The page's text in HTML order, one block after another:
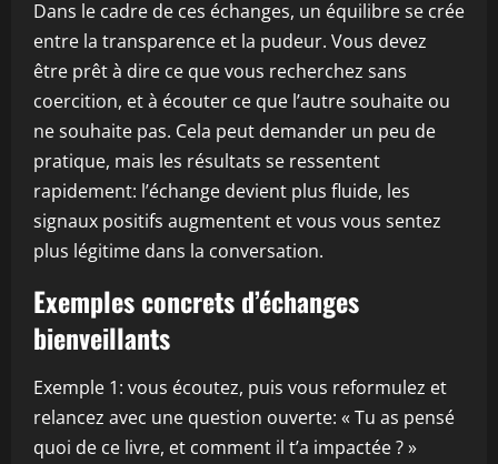
Dans le cadre de ces échanges, un équilibre se crée
entre la transparence et la pudeur. Vous devez
être prêt à dire ce que vous recherchez sans
coercition, et à écouter ce que l’autre souhaite ou
ne souhaite pas. Cela peut demander un peu de
pratique, mais les résultats se ressentent
rapidement: l’échange devient plus fluide, les
signaux positifs augmentent et vous vous sentez
plus légitime dans la conversation.
Exemples concrets d’échanges
bienveillants
Exemple 1: vous écoutez, puis vous reformulez et
relancez avec une question ouverte: « Tu as pensé
quoi de ce livre, et comment il t’a impactée ? »